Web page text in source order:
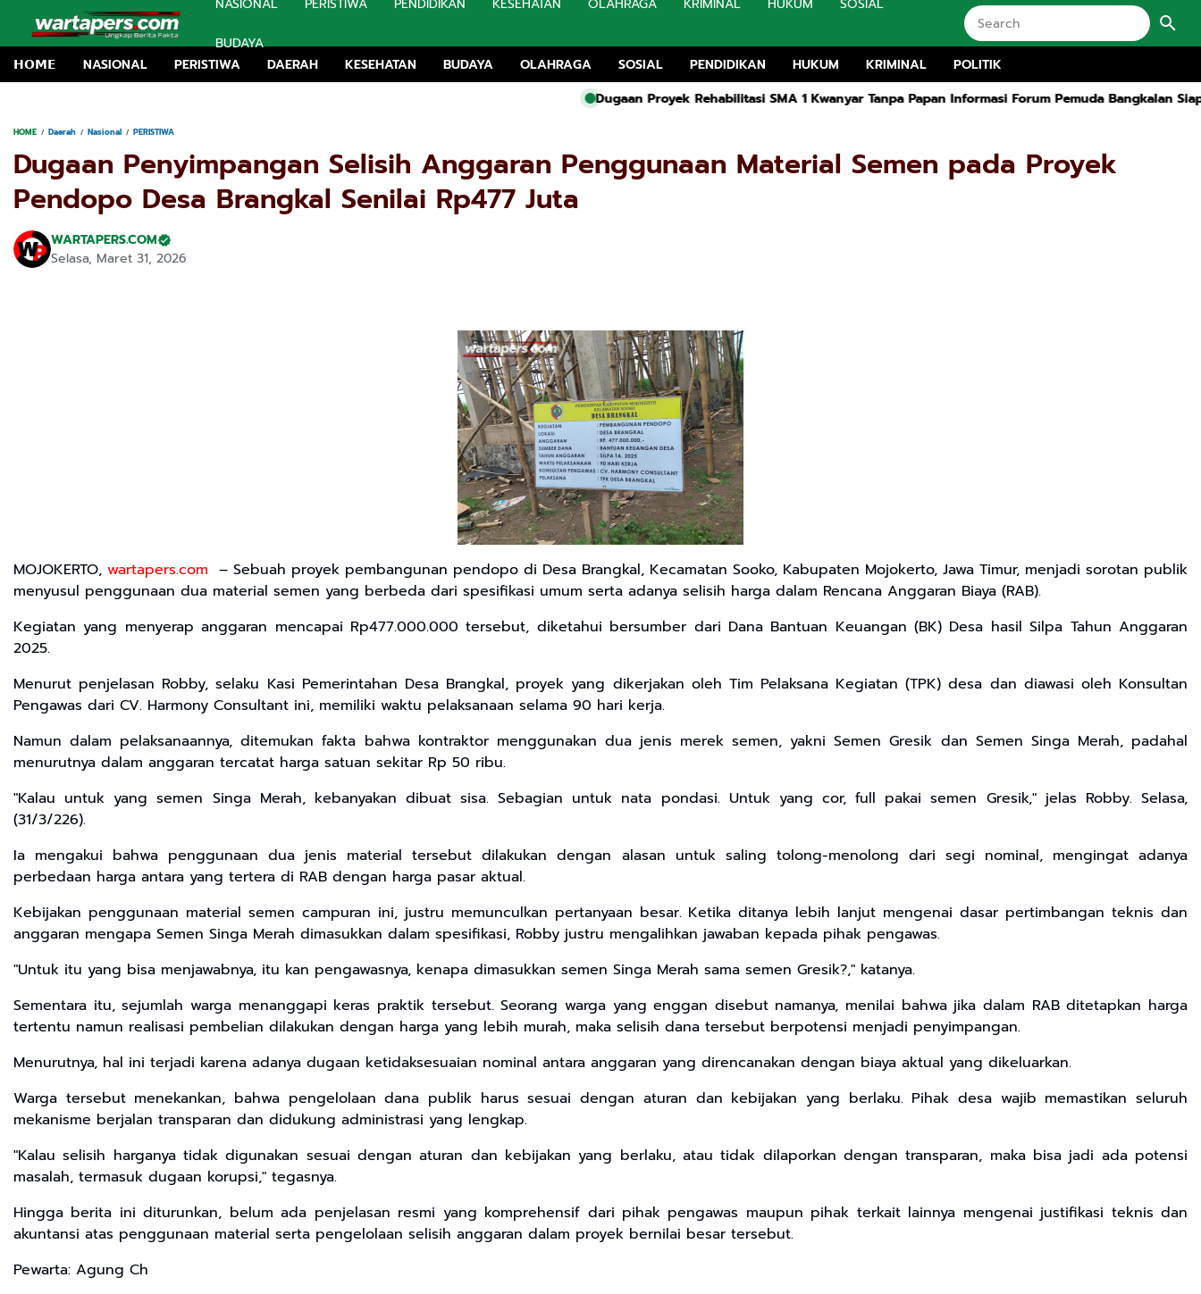
BUDAYA
𝗛𝗢𝗠𝗘
NASIONAL PERISTIWA DAERAH KESEHATAN BUDAYA OLAHRAGA SOSIAL PENDIDIKAN HUKUM KRIMINAL
POLITIK
Dugaan Proyek Rehabilitasi SMA 1 Kwanyar Tanpa Papan Informasi Forum Pemuda Bangkalan Siap Lapokan Rapat
HOME Daerah Nasional PERISTIWA
Dugaan Penyimpangan Selisih Anggaran Penggunaan Material Semen pada Proyek
Pendopo Desa Brangkal Senilai Rp477 Juta
WARTAPERS.COM
Selasa, Maret 31, 2026
MOJOKERTO, wartapers.com – Sebuah proyek pembangunan pendopo di Desa Brangkal, Kecamatan Sooko, Kabupaten Mojokerto, Jawa Timur, menjadi sorotan publik
menyusul penggunaan dua material semen yang berbeda dari spesifikasi umum serta adanya selisih harga dalam Rencana Anggaran Biaya (RAB).
Kegiatan yang menyerap anggaran mencapai Rp477.000.000 tersebut, diketahui bersumber dari Dana Bantuan Keuangan (BK) Desa hasil Silpa Tahun Anggaran
2025.
Menurut penjelasan Robby, selaku Kasi Pemerintahan Desa Brangkal, proyek yang dikerjakan oleh Tim Pelaksana Kegiatan (TPK) desa dan diawasi oleh Konsultan
Pengawas dari CV. Harmony Consultant ini, memiliki waktu pelaksanaan selama 90 hari kerja.
Namun dalam pelaksanaannya, ditemukan fakta bahwa kontraktor menggunakan dua jenis merek semen, yakni Semen Gresik dan Semen Singa Merah, padahal
menurutnya dalam anggaran tercatat harga satuan sekitar Rp 50 ribu.
"Kalau untuk yang semen Singa Merah, kebanyakan dibuat sisa. Sebagian untuk nata pondasi. Untuk yang cor, full pakai semen Gresik," jelas Robby. Selasa,
(31/3/226).
Ia mengakui bahwa penggunaan dua jenis material tersebut dilakukan dengan alasan untuk saling tolong-menolong dari segi nominal, mengingat adanya
perbedaan harga antara yang tertera di RAB dengan harga pasar aktual.
Kebijakan penggunaan material semen campuran ini, justru memunculkan pertanyaan besar. Ketika ditanya lebih lanjut mengenai dasar pertimbangan teknis dan
anggaran mengapa Semen Singa Merah dimasukkan dalam spesifikasi, Robby justru mengalihkan jawaban kepada pihak pengawas.
"Untuk itu yang bisa menjawabnya, itu kan pengawasnya, kenapa dimasukkan semen Singa Merah sama semen Gresik?," katanya.
Sementara itu, sejumlah warga menanggapi keras praktik tersebut. Seorang warga yang enggan disebut namanya, menilai bahwa jika dalam RAB ditetapkan harga
tertentu namun realisasi pembelian dilakukan dengan harga yang lebih murah, maka selisih dana tersebut berpotensi menjadi penyimpangan.
Menurutnya, hal ini terjadi karena adanya dugaan ketidaksesuaian nominal antara anggaran yang direncanakan dengan biaya aktual yang dikeluarkan.
Warga tersebut menekankan, bahwa pengelolaan dana publik harus sesuai dengan aturan dan kebijakan yang berlaku. Pihak desa wajib memastikan seluruh
mekanisme berjalan transparan dan didukung administrasi yang lengkap.
"Kalau selisih harganya tidak digunakan sesuai dengan aturan dan kebijakan yang berlaku, atau tidak dilaporkan dengan transparan, maka bisa jadi ada potensi
masalah, termasuk dugaan korupsi," tegasnya.
Hingga berita ini diturunkan, belum ada penjelasan resmi yang komprehensif dari pihak pengawas maupun pihak terkait lainnya mengenai justifikasi teknis dan
akuntansi atas penggunaan material serta pengelolaan selisih anggaran dalam proyek bernilai besar tersebut.
Pewarta: Agung Ch